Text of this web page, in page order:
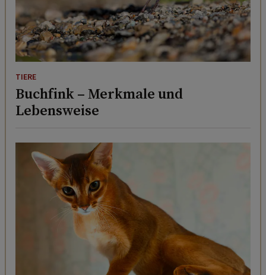
TIERE
Buchfink – Merkmale und
Lebensweise